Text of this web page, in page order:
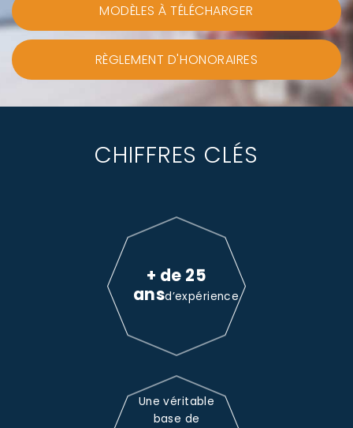
MODÈLES À TÉLÉCHARGER
RÈGLEMENT D'HONORAIRES
CHIFFRES CLÉS
+ de 25
ansd’expérience
Une véritable
base de